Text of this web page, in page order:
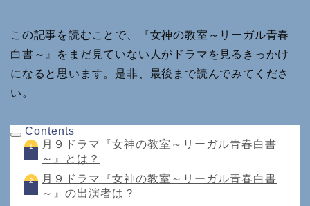
この記事を読むことで、『女神の教室～リーガル青春
白書～』をまだ見ていない人がドラマを見るきっかけ
になると思います。是非、最後まで読んでみてくださ
い。
Contents
月９ドラマ『女神の教室～リーガル青春白書
～』とは？
月９ドラマ『女神の教室～リーガル青春白書
～』の出演者は？